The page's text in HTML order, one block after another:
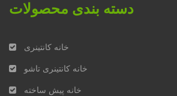
دسته بندی محصولات
خانه کانتینری
خانه کانتینری تاشو
خانه پیش ساخته